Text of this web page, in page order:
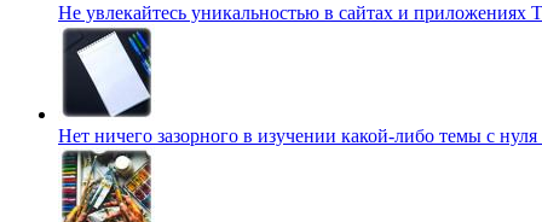
Не увлекайтесь уникальностью в сайтах и приложениях
Нет ничего зазорного в изучении какой-либо темы с нуля